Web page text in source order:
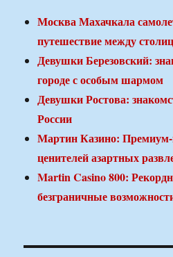
Москва Махачкала
путешествие между
Девушки Березовский:
городе с особым шармом
Девушки Ростова:
России
Мартин Казино:
ценителей азартных
Martin Casino 800:
безграничные